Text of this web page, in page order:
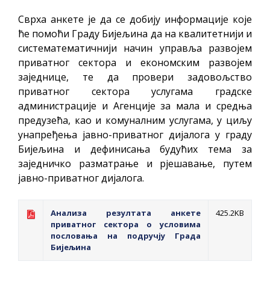
Сврха анкете је да се добију информације које
ће помоћи Граду Бијељина да на квалитетнији и
систематематичнији начин управља развојем
приватног сектора и економским развојем
заједнице, те да провери задовољство
приватног сектора услугама градске
администрације и Агенције за мала и средња
предузећа, као и комуналним услугама, у циљу
унапређења јавно-приватног дијалога у граду
Бијељина и дефинисања будућих тема за
заједничко разматрање и рјешавање, путем
јавно-приватног дијалога.
Анализа резултата анкете
приватног сектора о условима
пословања на подручју Града
Бијељина
425.2KB